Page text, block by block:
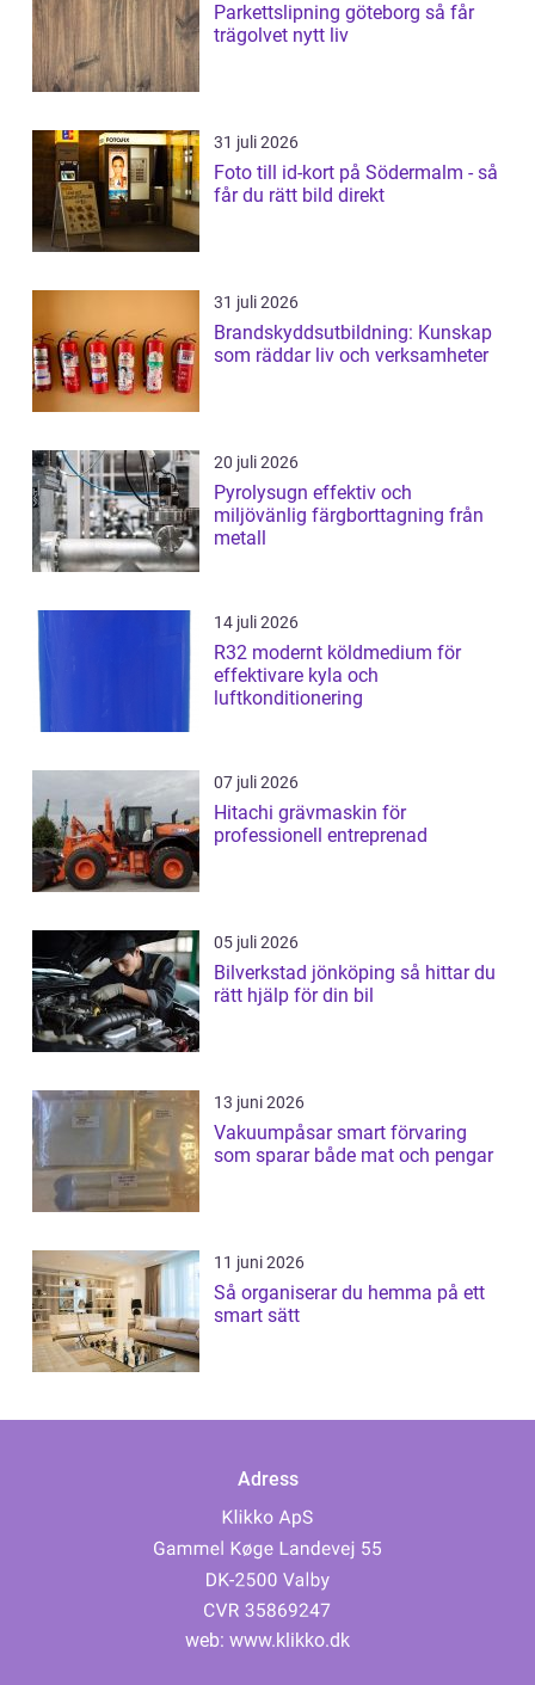
Parkettslipning göteborg så får
trägolvet nytt liv
31 juli 2026
Foto till id-kort på Södermalm - så
får du rätt bild direkt
31 juli 2026
Brandskyddsutbildning: Kunskap
som räddar liv och verksamheter
20 juli 2026
Pyrolysugn effektiv och
miljövänlig färgborttagning från
metall
14 juli 2026
R32 modernt köldmedium för
effektivare kyla och
luftkonditionering
07 juli 2026
Hitachi grävmaskin för
professionell entreprenad
05 juli 2026
Bilverkstad jönköping så hittar du
rätt hjälp för din bil
13 juni 2026
Vakuumpåsar smart förvaring
som sparar både mat och pengar
11 juni 2026
Så organiserar du hemma på ett
smart sätt
Adress
web: www.klikko.dk